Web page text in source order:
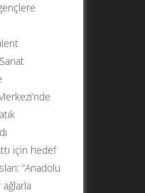
için hedef
”Anadolu
ağlarla